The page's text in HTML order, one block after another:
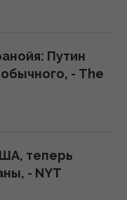
Путин
- The
теперь
- NYT